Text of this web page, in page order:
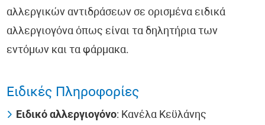
αλλεργικών αντιδράσεων σε ορισμένα ειδικά
αλλεργιογόνα όπως είναι τα δηλητήρια των
εντόμων και τα φάρμακα.
Ειδικές Πληροφορίες
Ειδικό αλλεργιογόνο: Κανέλα Κεϋλάνης